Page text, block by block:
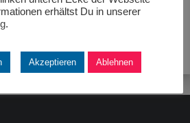
erhältst Du in unserer
.
Akzeptieren Ablehnen